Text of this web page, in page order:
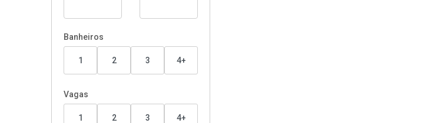
Banheiros
1 2 3 4+
Vagas
1 2 3 4+